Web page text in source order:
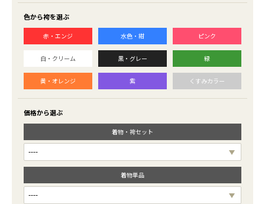
色から袴を選ぶ
赤・エンジ 水色・紺 ピンク
白・クリーム 黒・グレー 緑
黄・オレンジ 紫 くすみカラー
価格から選ぶ
着物・袴セット
着物単品